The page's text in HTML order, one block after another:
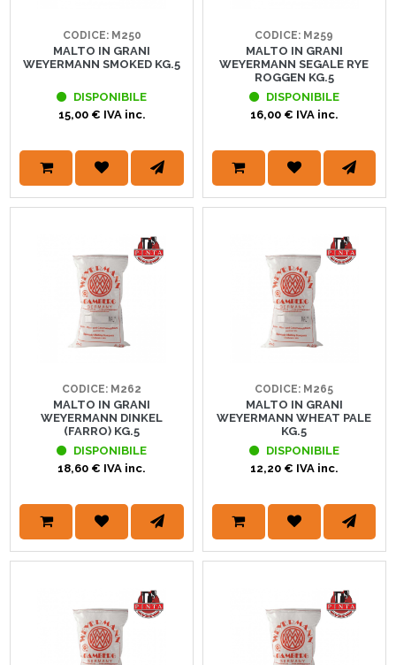
CODICE: M250
MALTO IN GRANI
WEYERMANN SMOKED KG.5
DISPONIBILE
15,00 € IVA inc.
CODICE: M259
MALTO IN GRANI
WEYERMANN SEGALE RYE
ROGGEN KG.5
DISPONIBILE
16,00 € IVA inc.
CODICE: M262
MALTO IN GRANI
WEYERMANN DINKEL
(FARRO) KG.5
DISPONIBILE
18,60 € IVA inc.
CODICE: M265
MALTO IN GRANI
WEYERMANN WHEAT PALE
KG.5
DISPONIBILE
12,20 € IVA inc.